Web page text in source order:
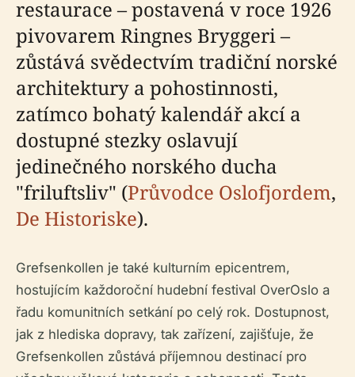
restaurace – postavená v roce 1926
pivovarem Ringnes Bryggeri –
zůstává svědectvím tradiční norské
architektury a pohostinnosti,
zatímco bohatý kalendář akcí a
dostupné stezky oslavují
jedinečného norského ducha
"friluftsliv" (Průvodce Oslofjordem,
De Historiske).
Grefsenkollen je také kulturním epicentrem,
hostujícím každoroční hudební festival OverOslo a
řadu komunitních setkání po celý rok. Dostupnost,
jak z hlediska dopravy, tak zařízení, zajišťuje, že
Grefsenkollen zůstává příjemnou destinací pro